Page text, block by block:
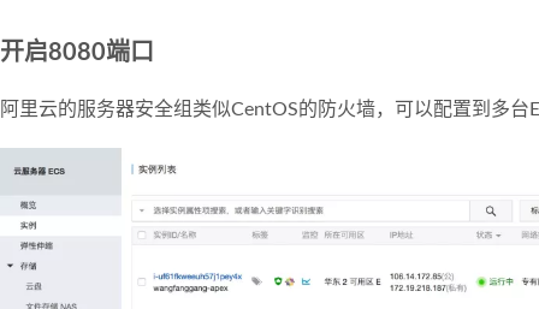
开启8080端口
阿里云的服务器安全组类似CentOS的防火墙，可以配置到多台